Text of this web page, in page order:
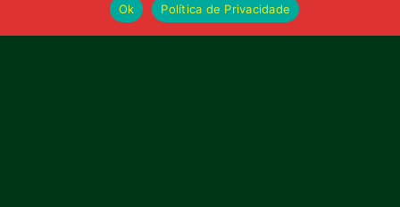
Ok
Política de Privacidade